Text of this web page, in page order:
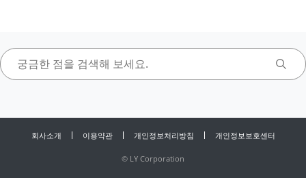
회사소개 이용약관 개인정보처리방침 개인정보보호센터
© LY Corporation